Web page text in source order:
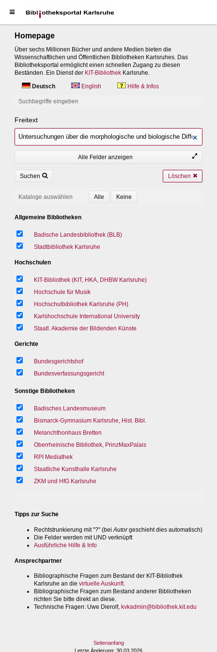
Homepage
Über sechs Millionen Bücher und andere Medien bieten die
Wissenschaftlichen und Öffentlichen Bibliotheken Karlsruhes. Das
Bibliotheksportal ermöglicht einen schnellen Zugang zu diesen
Beständen. Ein Dienst der KIT-Bibliothek Karlsruhe.
Deutsch
English Hilfe & Infos
Suchbegriffe eingeben
Freitext
Alle Felder anzeigen
Suchen Löschen
Kataloge auswählen
Allgemeine Bibliotheken
Badische Landesbibliothek (BLB)
Stadtbibliothek Karlsruhe
Hochschulen
KIT-Bibliothek (KIT, HKA, DHBW Karlsruhe)
Hochschule für Musik
Hochschulbibliothek Karlsruhe (PH)
Karlshochschule International University
Staatl. Akademie der Bildenden Künste
Gerichte
Bundesgerichtshof
Bundesverfassungsgericht
Sonstige Bibliotheken
Badisches Landesmuseum
Bismarck-Gymnasium Karlsruhe, Hist. Bibl.
Melanchthonhaus Bretten
Oberrheinische Bibliothek, PrinzMaxPalais
RPI Mediathek
Staatliche Kunsthalle Karlsruhe
ZKM und HfG Karlsruhe
Tipps zur Suche
Rechtstrunkierung mit "?" (bei Autorgeschieht dies automatisch)
Die Felder werden mit UND verknüpft
Ausführliche Hilfe & Info
Ansprechpartner
Bibliographische Fragen zum Bestand der KIT-Bibliothek
Karlsruhe an die virtuelle Auskunft.
Bibliographische Fragen zum Bestand anderer Bibliotheken
richten Sie bitte direkt an diese.
Technische Fragen: Uwe Dierolf, kvkadmin@bibliothek.kit.edu
Seitenanfang
Letzte Änderung: 30.03.2026